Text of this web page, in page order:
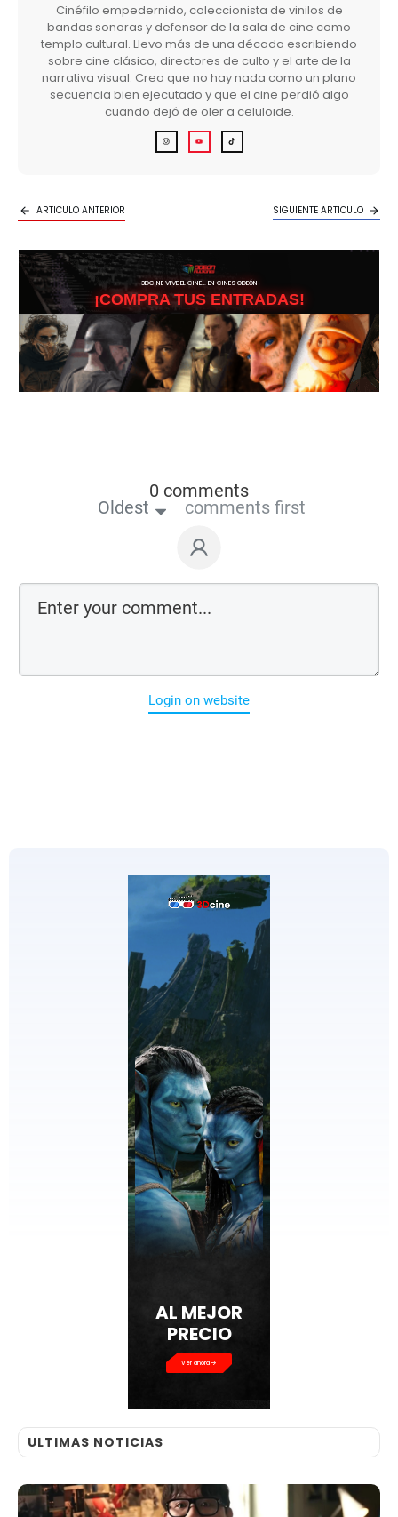
Cinéfilo empedernido, coleccionista de vinilos de
bandas sonoras y defensor de la sala de cine como
templo cultural. Llevo más de una década escribiendo
sobre cine clásico, directores de culto y el arte de la
narrativa visual. Creo que no hay nada como un plano
secuencia bien ejecutado y que el cine perdió algo
cuando dejó de oler a celuloide.
ARTICULO ANTERIOR SIGUIENTE ARTICULO
3DCINE VIVE EL CINE… EN CINES ODEÓN
¡COMPRA TUS ENTRADAS!
0 comments
Oldest comments first
Login on website
AL MEJOR
PRECIO
Ver ahora
ULTIMAS NOTICIAS